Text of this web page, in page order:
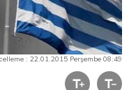
: 22.01.2015 Perşembe 08:49